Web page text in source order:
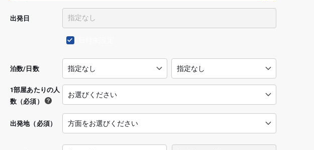
出発地（必須）
出発日
泊数/日数
1部屋あたりの人
数（必須）